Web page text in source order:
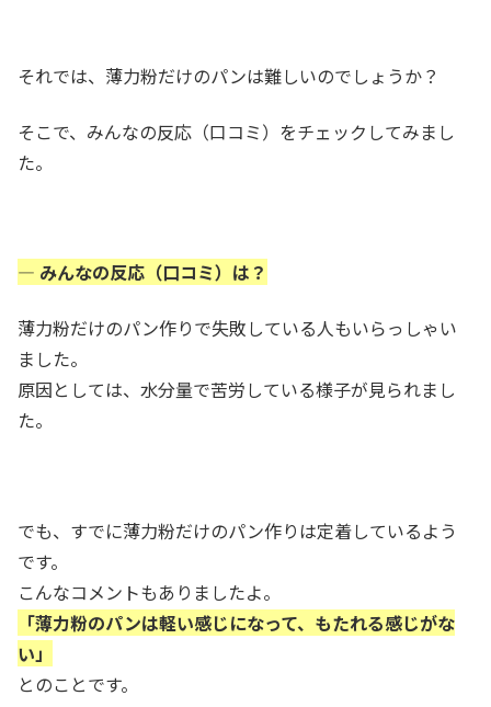
それでは、薄力粉だけのパンは難しいのでしょうか？
そこで、みんなの反応（口コミ）をチェックしてみまし
た。
— みんなの反応（口コミ）は？
薄力粉だけのパン作りで失敗している人もいらっしゃい
ました。
原因としては、水分量で苦労している様子が見られまし
た。
でも、すでに薄力粉だけのパン作りは定着しているよう
です。
こんなコメントもありましたよ。
「薄力粉のパンは軽い感じになって、もたれる感じがな
い」
とのことです。